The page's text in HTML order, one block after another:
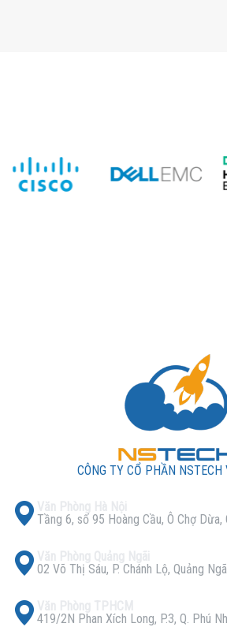
CÔNG TY CỔ PHẦN NSTECH
Tầng 6, số 95 Hoàng Cầu, Ô Chợ Dừa,
02 Võ Thị Sáu, P. Chánh Lộ, Quảng
419/2N Phan Xích Long, P.3, Q. Phú